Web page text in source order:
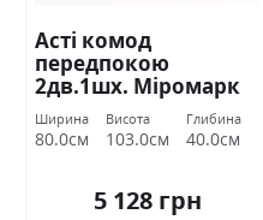
Асті комод
передпокою
2дв.1шх. Міромарк
Ширина
80.0см
Висота
103.0см
Глибина
40.0см
5 128 грн